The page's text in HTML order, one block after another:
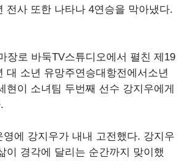
전사 또한 나타나 4연승을 막아냈다.
장로 바둑TV스튜디오에서 펼친 제19
대 소년 유망주연승대항전에서소년
현이 소녀팀 두번째 선수 강지우에게
영에 강지우가 내내 고전했다. 강지우
이 경각에 달리는 순간까지 맞이했